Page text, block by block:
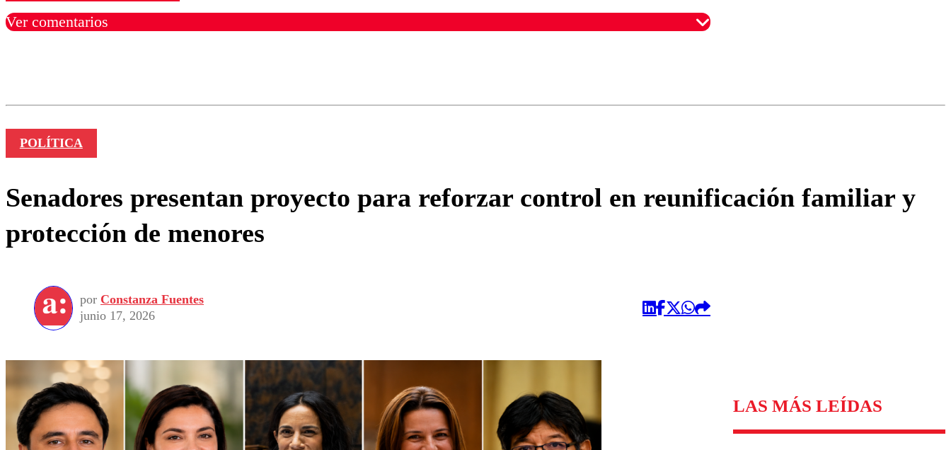
Ver comentarios
POLÍTICA
Senadores presentan proyecto para reforzar control en reunificación familiar y
protección de menores
por Constanza Fuentes
junio 17, 2026
LAS MÁS LEÍDAS